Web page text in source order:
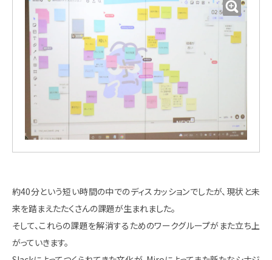
約40分という短い時間の中でのディスカッションでしたが、現状と未
来を踏まえたたくさんの課題が生まれました。
そして、これらの課題を解消するためのワークグループがまた立ち上
がっていきます。